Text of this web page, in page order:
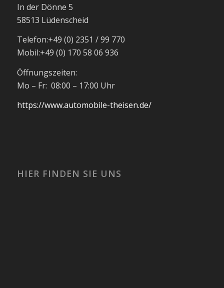
In der Dönne 5
58513 Lüdenscheid
Telefon:+49 (0) 2351 / 99 770
Mobil:+49 (0) 170 58 06 936
Öffnungszeiten:
Mo – Fr: 08:00 – 17:00 Uhr
https://www.automobile-theisen.de/
HIER FINDEN SIE UNS